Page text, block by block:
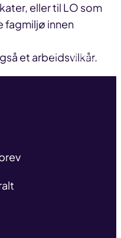
eller til LO som
fagmiljø innen
et arbeidsvilkår.
Til toppen